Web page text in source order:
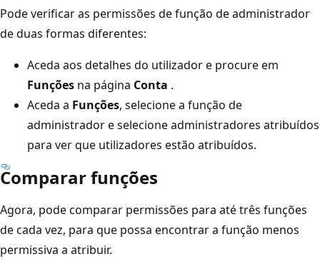
Pode verificar as permissões de função de administrador
de duas formas diferentes:
Aceda aos detalhes do utilizador e procure em
Funções na página Conta .
Aceda a Funções, selecione a função de
administrador e selecione administradores atribuídos
para ver que utilizadores estão atribuídos.
Comparar funções
Agora, pode comparar permissões para até três funções
de cada vez, para que possa encontrar a função menos
permissiva a atribuir.